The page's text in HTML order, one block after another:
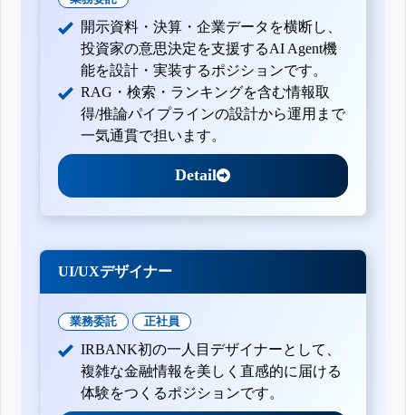
開示資料・決算・企業データを横断し、
投資家の意思決定を支援するAI Agent機
能を設計・実装するポジションです。
RAG・検索・ランキングを含む情報取
得/推論パイプラインの設計から運用まで
一気通貫で担います。
Detail
UI/UXデザイナー
業務委託 正社員
IRBANK初の一人目デザイナーとして、
複雑な金融情報を美しく直感的に届ける
体験をつくるポジションです。